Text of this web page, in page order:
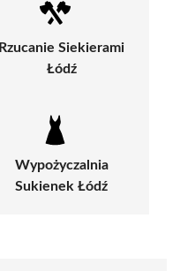
Rzucanie Siekierami
Łódź
Wypożyczalnia
Sukienek Łódź